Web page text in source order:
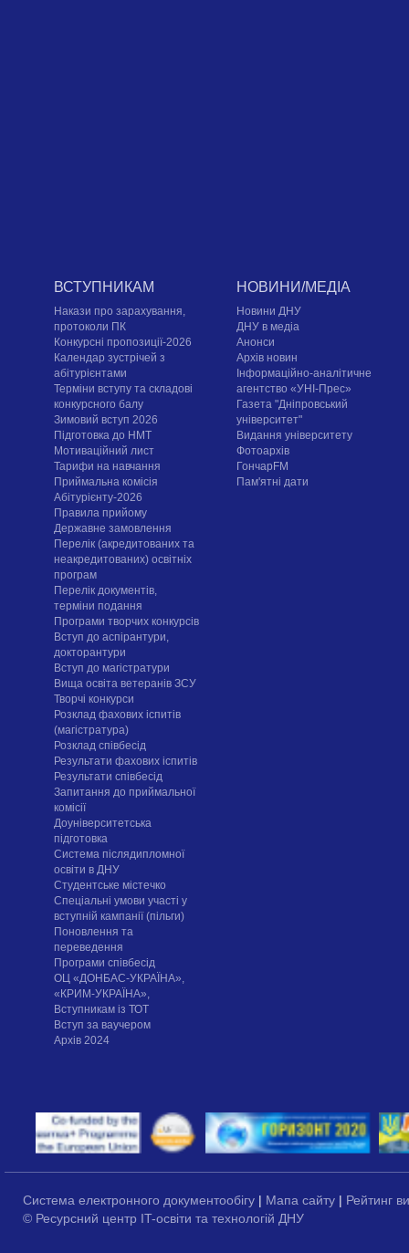
ВСТУПНИКАМ
Накази про зарахування,
протоколи ПК
Конкурсні пропозиції-2026
Календар зустрічей з
абітурієнтами
Терміни вступу та складові
конкурсного балу
Зимовий вступ 2026
Підготовка до НМТ
Мотиваційний лист
Тарифи на навчання
Приймальна комісія
Абітурієнту-2026
Правила прийому
Державне замовлення
Перелік (акредитованих та
неакредитованих) освітніх
програм
Перелік документів,
терміни подання
Програми творчих конкурсiв
Вступ до аспірантури,
докторантури
Вступ до магістратури
Вища освіта ветеранів ЗСУ
Творчі конкурси
Розклад фахових іспитів
(магістратура)
Розклад співбесід
Результати фахових іспитів
Результати співбесід
Запитання до приймальної
комісії
Доуніверситетська
підготовка
Система післядипломної
освіти в ДНУ
Cтудентське містечко
Спеціальні умови участі у
вступній кампанії (пільги)
Поновлення та
переведення
Програми співбесід
ОЦ «ДОНБАС-УКРАЇНА»,
«КРИМ-УКРАЇНА»,
Вступникам із ТОТ
Вступ за ваучером
Архів 2024
НОВИНИ/МЕДІА
Новини ДНУ
ДНУ в медіа
Анонси
Архів новин
Інформаційно-аналітичне
агентство «УНІ-Прес»
Газета "Дніпровський
університет"
Видання університету
Фотоархів
ГончарFM
Пам'ятні дати
Система електронного документообігу | Мапа сайту | Рейтинг
© Ресурсний центр IT-освіти та технологій ДНУ